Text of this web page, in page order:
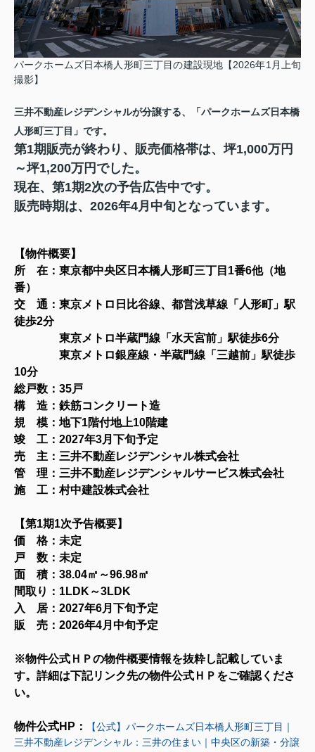
パークホームズ日本橋人形町三丁目の建設現地【2026年1月上旬
撮影】
三井不動産レジデンシャルが分譲する、「パークホームズ日本橋
人形町三丁目」です。
第1期販売が終わり、 販売価格帯は、坪1,000万円
～坪1,200万円でした。
現在、第1期2次の予告広告中です。
販売時期は、2026年4月中旬となっています。
【物件概要】
所 在：東京都中央区日本橋人形町三丁目1番6他（地
番）
交 通：東京メトロ日比谷線、都営浅草線「人形町」駅
徒歩2分
東京メトロ半蔵門線「水天宮前」駅徒歩6分
東京メトロ銀座線・半蔵門線「三越前」駅徒歩
10分
総戸数：35戸
構 造：鉄筋コンクリート造
規 模：地下1階付地上10階建
竣 工：2027年3月下旬予定
売 主：三井不動産レジデンシャル株式会社
管 理：三井不動産レジデンシャルサービス株式会社
施 工：村中建設株式会社
【第1期1次予告概要】
価 格：未定
戸 数：未定
面 積：38.04㎡～96.98㎡
間取り：1LDK～3LDK
入 居：2027年6月下旬予定
販 売：2026年4月中旬予定
※物件公式ＨＰの物件概要情報を抜粋し記載していま
す。詳細は下記リンク先の物件公式ＨＰをご確認くださ
い。
物件公式HP：
【公式】パークホームズ日本橋人形町三丁目｜
三井不動産レジデンシャル：三井の住まい｜中央区の新築・分譲